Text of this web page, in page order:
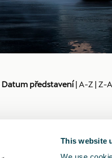
This website
Datum představení| A-Z | Z-A